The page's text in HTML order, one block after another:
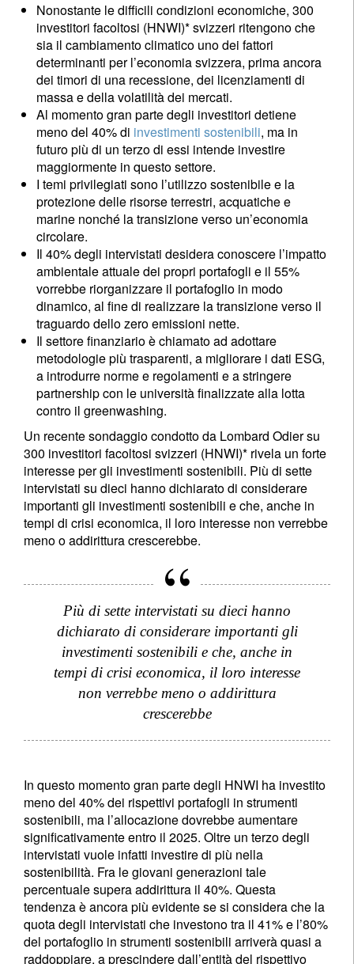
Nonostante le difficili condizioni economiche, 300
investitori facoltosi (HNWI)* svizzeri ritengono che
sia il cambiamento climatico uno dei fattori
determinanti per l’economia svizzera, prima ancora
dei timori di una recessione, dei licenziamenti di
massa e della volatilità dei mercati.
Al momento gran parte degli investitori detiene
meno del 40% di investimenti sostenibili, ma in
futuro più di un terzo di essi intende investire
maggiormente in questo settore.
I temi privilegiati sono l’utilizzo sostenibile e la
protezione delle risorse terrestri, acquatiche e
marine nonché la transizione verso un’economia
circolare.
Il 40% degli intervistati desidera conoscere l’impatto
ambientale attuale dei propri portafogli e il 55%
vorrebbe riorganizzare il portafoglio in modo
dinamico, al fine di realizzare la transizione verso il
traguardo dello zero emissioni nette.
Il settore finanziario è chiamato ad adottare
metodologie più trasparenti, a migliorare i dati ESG,
a introdurre norme e regolamenti e a stringere
partnership con le università finalizzate alla lotta
contro il greenwashing.
Un recente sondaggio condotto da Lombard Odier su
300 investitori facoltosi svizzeri (HNWI)* rivela un forte
interesse per gli investimenti sostenibili. Più di sette
intervistati su dieci hanno dichiarato di considerare
importanti gli investimenti sostenibili e che, anche in
tempi di crisi economica, il loro interesse non verrebbe
meno o addirittura crescerebbe.
Più di sette intervistati su dieci hanno
dichiarato di considerare importanti gli
investimenti sostenibili e che, anche in
tempi di crisi economica, il loro interesse
non verrebbe meno o addirittura
crescerebbe
In questo momento gran parte degli HNWI ha investito
meno del 40% dei rispettivi portafogli in strumenti
sostenibili, ma l’allocazione dovrebbe aumentare
significativamente entro il 2025. Oltre un terzo degli
intervistati vuole infatti investire di più nella
sostenibilità. Fra le giovani generazioni tale
percentuale supera addirittura il 40%. Questa
tendenza è ancora più evidente se si considera che la
quota degli intervistati che investono tra il 41% e l’80%
del portafoglio in strumenti sostenibili arriverà quasi a
raddoppiare, a prescindere dall’entità del rispettivo